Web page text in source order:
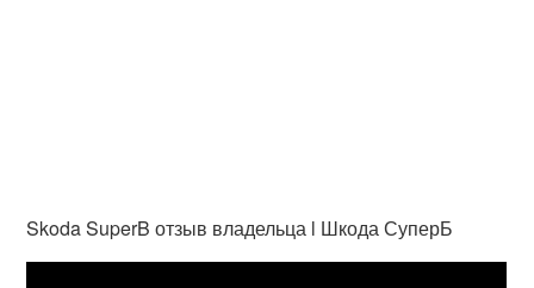
Skoda SuperB отзыв владельца l Шкода СуперБ